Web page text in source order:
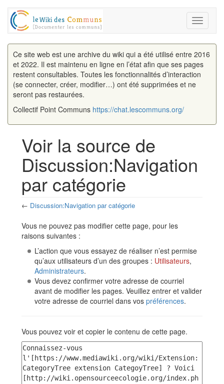
Toggle
Ce site web est une archive du wiki qui a été utilisé entre 2016
et 2022. Il est maintenu en ligne en l’état afin que ses pages
restent consultables. Toutes les fonctionnalités d’interaction
(se connecter, créer, modifier…) ont été supprimées et ne
seront pas restaurées.
Collectif Point Communs https://chat.lescommuns.org/
Voir la source de
Discussion:Navigation
par catégorie
← Discussion:Navigation par catégorie
Vous ne pouvez pas modifier cette page, pour les
raisons suivantes :
L’action que vous essayez de réaliser n’est permise
qu’aux utilisateurs d’un des groupes : Utilisateurs,
Administrateurs.
Vous devez confirmer votre adresse de courriel
avant de modifier les pages. Veuillez entrer et valider
votre adresse de courriel dans vos préférences.
Vous pouvez voir et copier le contenu de cette page.